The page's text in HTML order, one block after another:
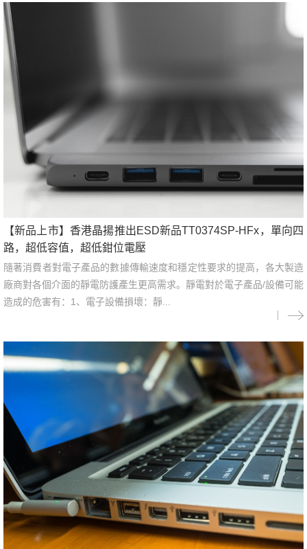
【新品上市】香港晶揚推出ESD新品TT0374SP-HFx，單向四
路，超低容值，超低鉗位電壓
隨著消費者對電子產品的數據傳輸速度和穩定性要求的提高，各大製造
廠商對各個介面的靜電防護產生更高需求。靜電對於電子產品/設備可能
造成的危害有：1、電子設備損壞：靜...